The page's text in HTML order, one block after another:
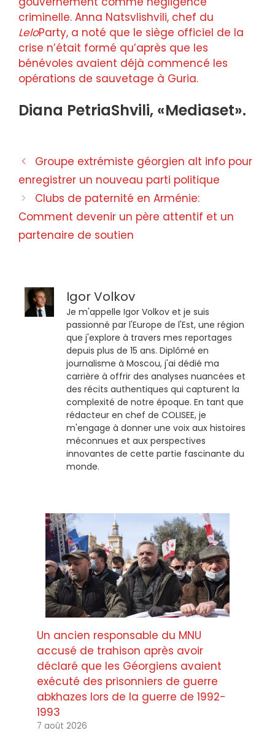
criminelle. Anna Natsvlishvili, chef du
LeloParty, a noté que le siège officiel de la
crise n’était formé qu’après que les
bénévoles avaient déjà commencé les
opérations de sauvetage à Guria.
Diana PetriaShvili, «Mediaset».
Groupe extrémiste géorgien alt info pour
enregistrer un nouveau parti politique
Clubs de paternité en Arménie:
Comment devenir un père attentif et un
partenaire de soutien
Igor Volkov
Je m'appelle Igor Volkov et je suis
passionné par l'Europe de l'Est, une région
que j'explore à travers mes reportages
depuis plus de 15 ans. Diplômé en
journalisme à Moscou, j'ai dédié ma
carrière à offrir des analyses nuancées et
des récits authentiques qui capturent la
complexité de notre époque. En tant que
rédacteur en chef de COLISEE, je
m'engage à donner une voix aux histoires
méconnues et aux perspectives
innovantes de cette partie fascinante du
monde.
Un ancien responsable du MNU
accusé de trahison après avoir
déclaré que les Géorgiens avaient
exécuté des prisonniers de guerre
abkhazes lors de la guerre de 1992-
1993
7 août 2026